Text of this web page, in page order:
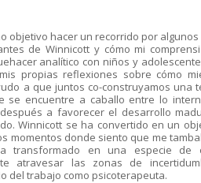
objetivo hacer un recorrido por
de Winnicott y cómo mi
analítico con niños y
propias reflexiones sobre cómo
a que juntos co-construyamos una
se encuentre a caballo entre lo
a favorecer el desarrollo
Winnicott se ha convertido en un
momentos donde siento que me
transformado en una especie de
atravesar las zonas de
del trabajo como psicoterapeuta.